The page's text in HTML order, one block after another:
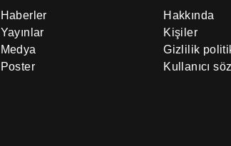
Haberler
Yayınlar
Medya
Poster
Hakkında
Kişiler
Gizlilik
Kullanıcı